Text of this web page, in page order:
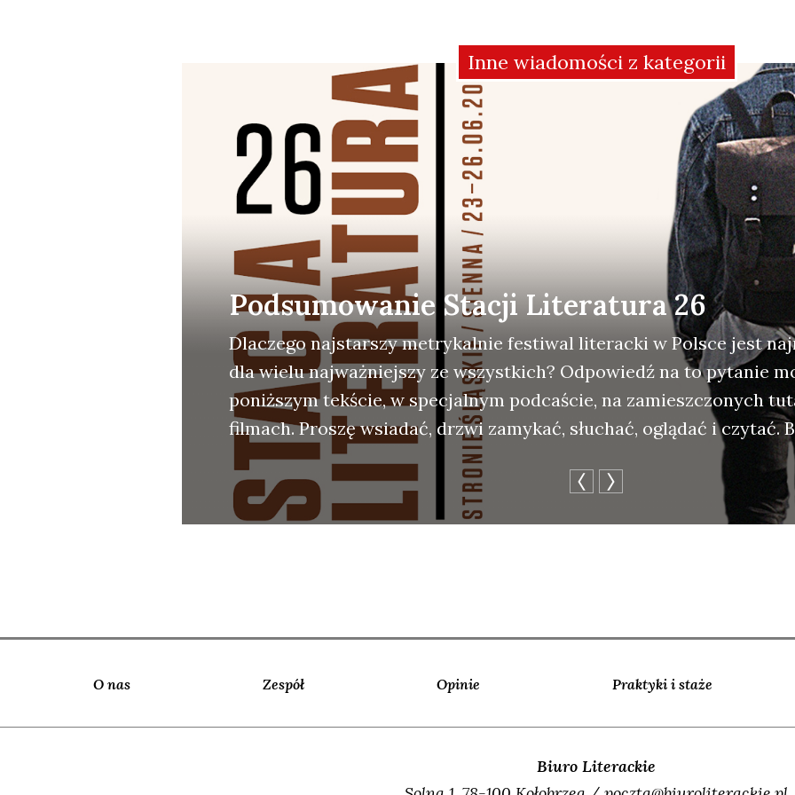
Inne wiadomości z kategorii
Podsumowanie Stacji Literatura 26
Dla­cze­go naj­star­szy metry­kal­nie festi­wal lite­rac­ki w Pol­sce jest
dla wie­lu naj­waż­niej­szy ze wszyst­kich? Odpo­wiedź na to pyta­nie
poniż­szym tek­ście, w spe­cjal­nym pod­ca­ście, na zamiesz­czo­nych
fil­mach. Pro­szę wsia­dać, drzwi zamy­kać, słu­chać, oglą­dać i czy­tać.
O nas Zespół Opinie Praktyki i staże
Biuro Literackie